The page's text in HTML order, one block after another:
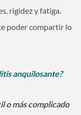
rigidez y fatiga.
poder compartir lo
anquilosante?
o más complicado